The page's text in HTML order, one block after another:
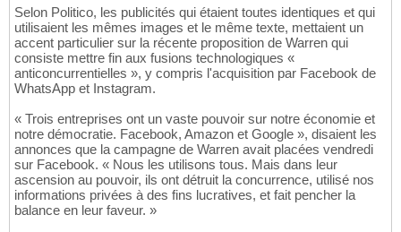
Selon Politico, les publicités qui étaient toutes identiques et qui
utilisaient les mêmes images et le même texte, mettaient un
accent particulier sur la récente proposition de Warren qui
consiste mettre fin aux fusions technologiques «
anticoncurrentielles », y compris l'acquisition par Facebook de
WhatsApp et Instagram.
« Trois entreprises ont un vaste pouvoir sur notre économie et
notre démocratie. Facebook, Amazon et Google », disaient les
annonces que la campagne de Warren avait placées vendredi
sur Facebook. « Nous les utilisons tous. Mais dans leur
ascension au pouvoir, ils ont détruit la concurrence, utilisé nos
informations privées à des fins lucratives, et fait pencher la
balance en leur faveur. »